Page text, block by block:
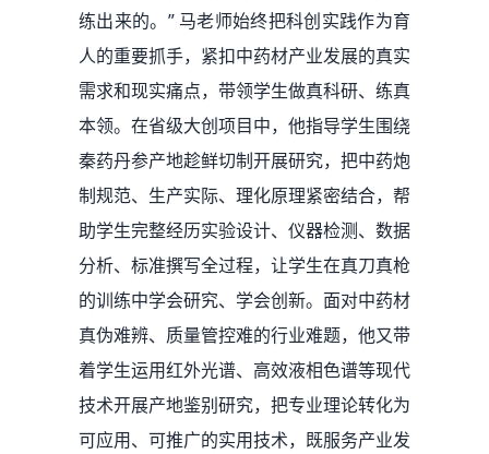
练出来的。” 马老师始终把科创实践作为育
人的重要抓手，紧扣中药材产业发展的真实
需求和现实痛点，带领学生做真科研、练真
本领。在省级大创项目中，他指导学生围绕
秦药丹参产地趁鲜切制开展研究，把中药炮
制规范、生产实际、理化原理紧密结合，帮
助学生完整经历实验设计、仪器检测、数据
分析、标准撰写全过程，让学生在真刀真枪
的训练中学会研究、学会创新。面对中药材
真伪难辨、质量管控难的行业难题，他又带
着学生运用红外光谱、高效液相色谱等现代
技术开展产地鉴别研究，把专业理论转化为
可应用、可推广的实用技术，既服务产业发